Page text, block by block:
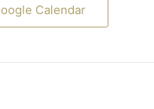
Calendar